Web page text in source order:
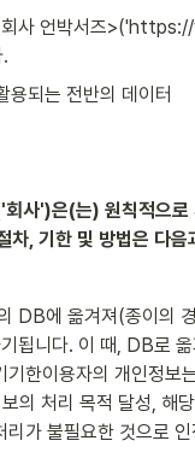
사 언박서즈
되는 전반의 데이터
사')은(는) 원칙적으로
차, 기한 및 방법은 다음
DB에 옮겨져(종이의
됩니다. 이 때, DB로
한이용자의 개인정보
의 처리 목적 달성, 해
가 불필요한 것으로